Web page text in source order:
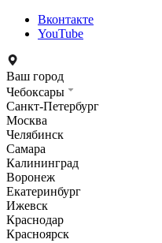
Вконтакте
YouTube
Ваш город
Чебоксары
Санкт-Петербург
Москва
Челябинск
Самара
Калининград
Воронеж
Екатеринбург
Ижевск
Краснодар
Красноярск